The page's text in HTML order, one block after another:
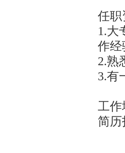
任职
1.大
作经
2.熟
3.有
工作
简